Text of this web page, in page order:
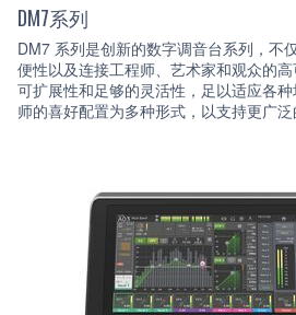
DM7系列
DM7 系列是创新的数字调音台系列，不
便性以及连接工程师、艺术家和观众的
可扩展性和足够的灵活性，足以适应各
师的喜好配置为多种形式，以支持更广泛